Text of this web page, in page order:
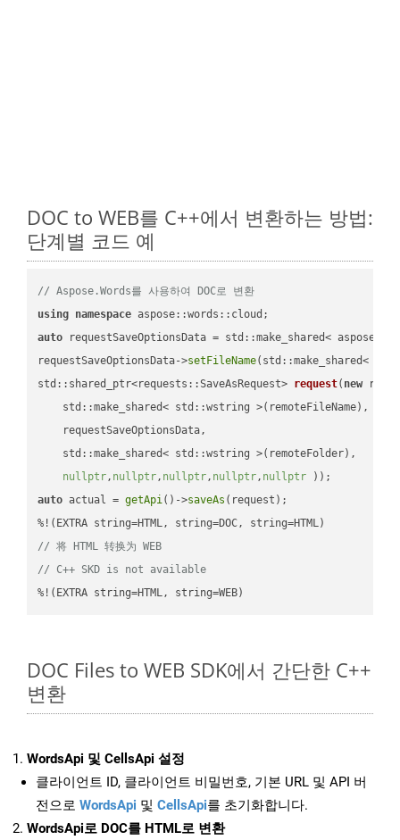
DOC to WEB를 C++에서 변환하는 방법:
단계별 코드 예
// Aspose.Words를 사용하여 DOC로 변환
using namespace
auto requestSaveOptionsData = std::make_shared<
requestSaveOptionsData->setFileName(std::make_shared<
std::shared_ptr<requests::SaveAsRequest> request( new
    std::make_shared< std::wstring >(remoteFileName),
    requestSaveOptionsData,
    std::make_shared< std::wstring >(remoteFolder),
nullptr, nullptr, nullptr, nullptr, nullptr ))
auto actual = getApi()->saveAs (request);
// 将 HTML 转换为 WEB
// C++ SKD is not available
%!(EXTRA string=HTML, string=WEB)
DOC Files to WEB SDK에서 간단한 C++
변환
WordsApi 및 CellsApi 설정
클라이언트 ID, 클라이언트 비밀번호, 기본 URL 및 API 버
전으로 WordsApi 및 CellsApi를 초기화합니다.
WordsApi로 DOC를 HTML로 변환